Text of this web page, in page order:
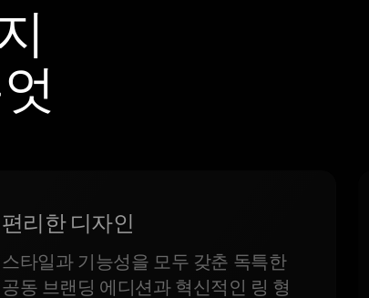
편리한 디자인
스타일과 기능성을 모두 갖춘 독특한
공동 브랜딩 에디션과 혁신적인 링 형